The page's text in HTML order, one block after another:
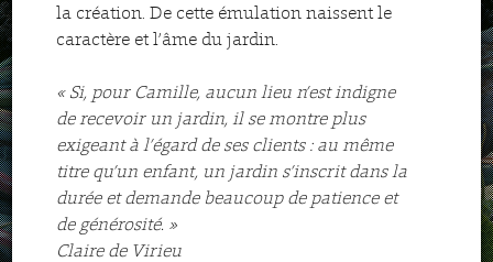
la création. De cette émulation naissent le
caractère et l’âme du jardin.
« Si, pour Camille, aucun lieu n’est indigne
de recevoir un jardin, il se montre plus
exigeant à l’égard de ses clients : au même
titre qu’un enfant, un jardin s’inscrit dans la
durée et demande beaucoup de patience et
de générosité. »
Claire de Virieu